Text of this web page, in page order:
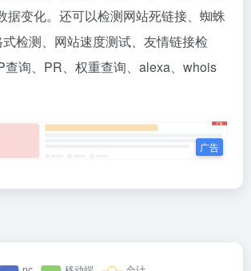
据变化。还可以检测网站死链接、蜘蛛
检测、网站速度测试、友情链接检
查询、PR、权重查询、alexa、whois